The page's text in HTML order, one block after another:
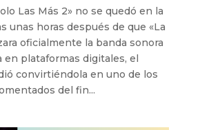
Las Más 2» no se quedó en la
unas horas después de que «La
oficialmente la banda sonora
en plataformas digitales, el
convirtiéndola en uno de los
del fin...